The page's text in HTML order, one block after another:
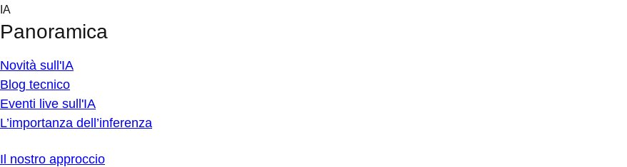
Skip
content
IA
Panoramica
Novità sull'IA
Blog tecnico
Eventi live sull'IA
L’importanza dell’inferenza
Il nostro approccio